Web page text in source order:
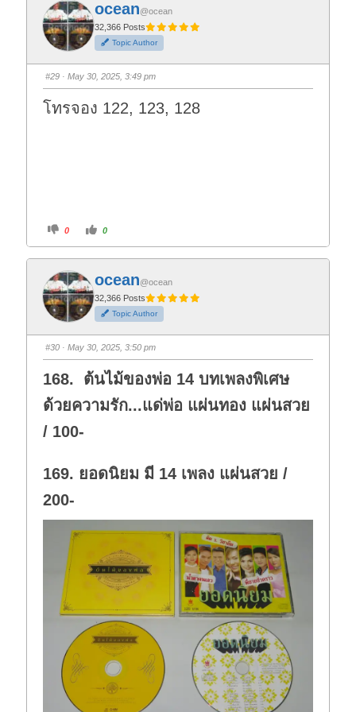
o
r
t
h
u
m
d
o
n
.
o
r
t
h
u
m
u
p
ocean@ocean
32,366 Posts
Topic Author
#29 · May 30, 2025, 3:49 pm
โทรจอง 122, 123, 128
C
i
k
f
o
r
t
h
u
m
d
o
n
.
0
C
i
k
o
r
t
h
u
m
u
p
0
ocean@ocean
32,366 Posts
Topic Author
#30 · May 30, 2025, 3:50 pm
168. ต้นไม้ของพ่อ 14 บทเพลงพิเศษ
ด้วยความรัก...แด่พ่อ แผ่นทอง แผ่นสวย
/ 100-
169. ยอดนิยม มี 14 เพลง แผ่นสวย /
200-